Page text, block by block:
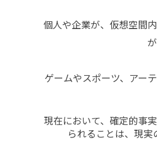
個人や企業が、仮想空間
ゲームやスポーツ、アー
現在において、確定的事
られることは、現